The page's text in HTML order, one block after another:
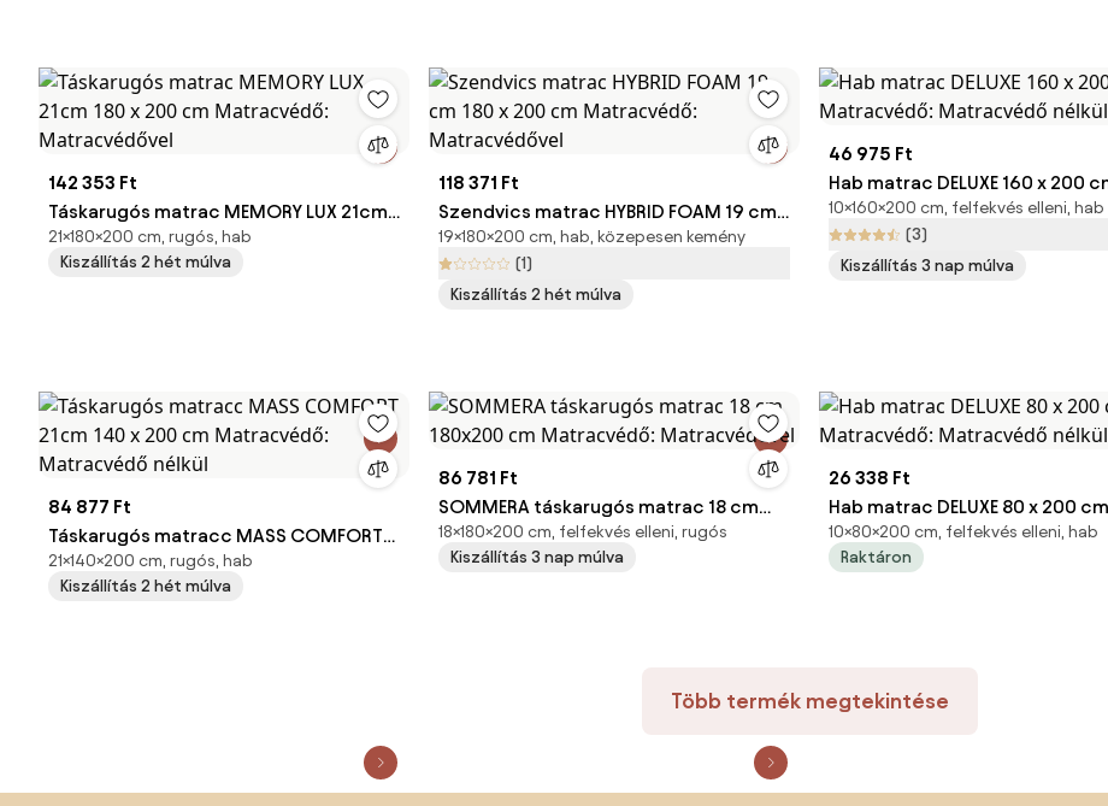
142 353 Ft
Táskarugós matrac MEMORY LUX 21cm
180 x 200 cm Matracvédő:
Matracvédővel
21×180×200 cm, rugós, hab
Kiszállítás 2 hét múlva
118 371 Ft
Szendvics matrac HYBRID FOAM 19 cm
180 x 200 cm Matracvédő:
Matracvédővel
19×180×200 cm, hab, közepesen kemény
(1)
Kiszállítás 2 hét múlva
46 975 Ft
Hab matrac DELUXE 160 x 200 cm
Matracvédő: Matracvédő nélkül
10×160×200 cm, felfekvés elleni, hab
(3)
Kiszállítás 3 nap múlva
84 877 Ft
Táskarugós matracc MASS COMFORT
21cm 140 x 200 cm Matracvédő:
Matracvédő nélkül
21×140×200 cm, rugós, hab
Kiszállítás 2 hét múlva
86 781 Ft
SOMMERA táskarugós matrac 18 cm
180x200 cm Matracvédő:
Matracvédővel
18×180×200 cm, felfekvés elleni, rugós
Kiszállítás 3 nap múlva
26 338 Ft
Hab matrac DELUXE 80 x 200 cm
Matracvédő: Matracvédő nélkül
10×80×200 cm, felfekvés elleni, hab
Raktáron
Több termék megtekintése